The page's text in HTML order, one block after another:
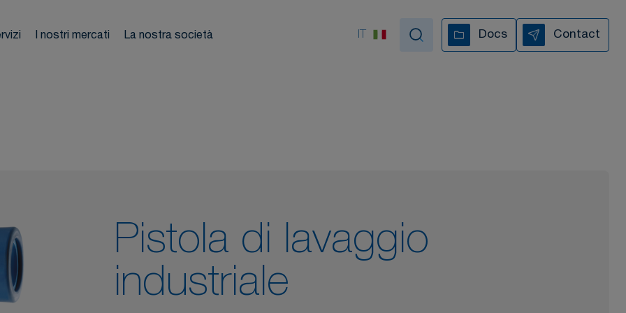
Ti supportiamo in ogni fase
I nostri mercati La nostra società IT Docs Contact
Pistola di lavaggio
industriale